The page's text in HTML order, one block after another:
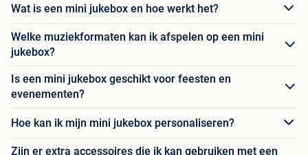
Wat is een mini jukebox en hoe werkt het?
Welke muziekformaten kan ik afspelen op een mini
jukebox?
Is een mini jukebox geschikt voor feesten en
evenementen?
Hoe kan ik mijn mini jukebox personaliseren?
Zijn er extra accessoires die ik kan gebruiken met een